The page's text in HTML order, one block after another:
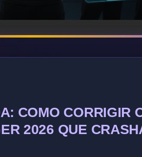
COMO CORRIGIR
2026 QUE